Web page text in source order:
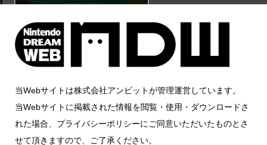
当Webサイトは株式会社アンビットが管理運営しています。
当Webサイトに掲載された情報を閲覧・使用・ダウンロードさ
れた場合、プライバシーポリシーにご同意いただいたものとさ
せて頂きますので、ご了承ください。